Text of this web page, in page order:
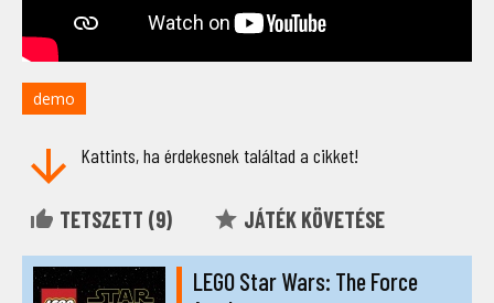
demo
Kattints, ha érdekesnek találtad a cikket!
TETSZETT (9) JÁTÉK KÖVETÉSE
LEGO Star Wars: The Force